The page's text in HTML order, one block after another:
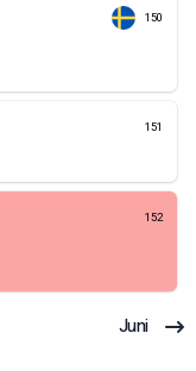
150
151
152
Juni